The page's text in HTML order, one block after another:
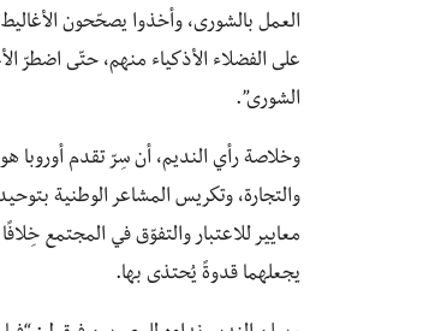
العمل بالشورى، وأخذوا يصحّحون
على الفضلاء الأذكياء منهم، حتّى اضطرّ
الشورى”.
وخلاصة رأي النديم، أن سِرّ تقدم أوروبا
والتجارة، وتكريس المشاعر الوطنية
معايير للاعتبار والتفوّق في المجتمع
يجعلهما قدوةً يُحتذى بها.